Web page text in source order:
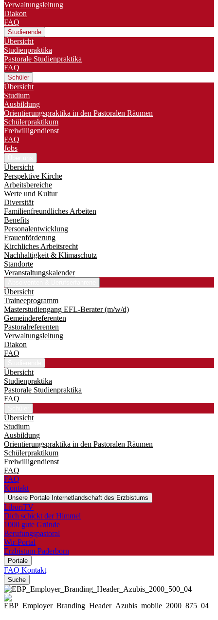
Verwaltungsleitung
Diakon
FAQ
Studierende
Übersicht
Studienpraktika
Pastorale Studienpraktika
FAQ
Schüler
Übersicht
Studium
Ausbildung
Orientierungspraktika in den Pastoralen Räumen
Schülerpraktikum
Freiwilligendienst
FAQ
Jobs
Übersicht
Perspektive Kirche
Arbeitsbereiche
Werte und Kultur
Diversität
Familienfreundliches Arbeiten
Benefits
Personalentwicklung
Frauenförderung
Kirchliches Arbeitsrecht
Nachhaltigkeit & Klimaschutz
Standorte
Veranstaltungskalender
Übersicht
Traineeprogramm
Master­studiengang EFL-Berater (m/w/d)
Gemeindereferenten
Pastoralreferenten
Verwaltungsleitung
Diakon
FAQ
Übersicht
Studienpraktika
Pastorale Studienpraktika
FAQ
Übersicht
Studium
Ausbildung
Orientierungspraktika in den Pastoralen Räumen
Schülerpraktikum
Freiwilligendienst
FAQ
FAQ
Kontakt
Unsere Portale Internetlandschaft des Erzbistums
LiboriTV
Dich schickt der Himmel
1000 gute Gründe
Berufungspastoral
Wir-Portal
Erzbistum-Paderborn
Portale
FAQ Kontakt
Suche